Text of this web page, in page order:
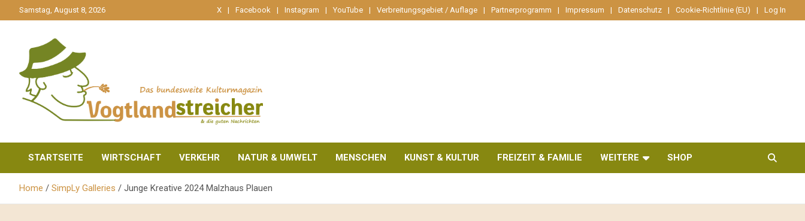
zum
Samstag, August 8, 2026 X Facebook Instagram YouTube Verbreitungsgebiet / Auflage Partnerprogramm Impressum Datenschutz Cookie-Richtlinie (EU) Log In
Vogtlandstreicher
STARTSEITE WIRTSCHAFT VERKEHR NATUR & UMWELT MENSCHEN KUNST & KULTUR FREIZEIT & FAMILIE WEITERE SHOP
Home SimpLy Galleries Junge Kreative 2024 Malzhaus Plauen